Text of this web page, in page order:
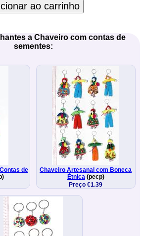
ao carrinho
a Chaveiro com contas de
sementes:
de
Chaveiro Artesanal com Boneca
Étnica(pecp)
Preço €1.39